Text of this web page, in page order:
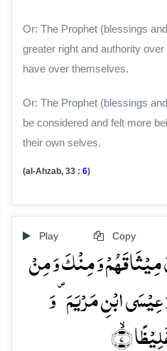
Or: The Prophet (blessings
greater right and authority
have over themselves.
Or: The Prophet (blessings
be considered and felt more
their own selves.
(al-Ahzab, 33 : 6)
Play Copy
مِیۡثَاقَہُمۡ وَ مِنۡکَ وَ مِنۡ
عِیۡسَی ابۡنِ مَرۡیَمَ ۪ وَ
ۙ﴿۷﴾